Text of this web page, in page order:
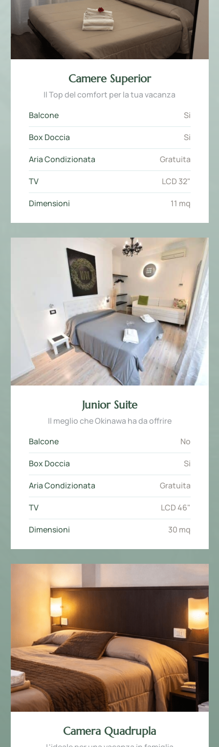
Camere Superior
Il Top del comfort per la tua vacanza
Balcone
Si
Box Doccia Si
Aria Condizionata Gratuita
TV LCD 32"
Dimensioni 11 mq
Junior Suite
Il meglio che Okinawa ha da offrire
Balcone
No
Box Doccia Si
Aria Condizionata Gratuita
TV LCD 46"
Dimensioni 30 mq
Camera Quadrupla